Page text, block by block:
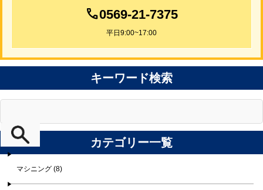
0569-21-7375
平日9:00~17:00
キーワード検索
カテゴリー一覧
マシニング (8)